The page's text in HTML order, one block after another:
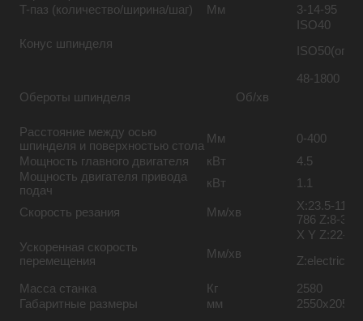
T-паз (количество/ширина/шаг)
Мм 3-14-95
Конус шпинделя
ISO40
Обероты шпинделя Об/хв
48-1800
Расстояние между осью
шпинделя и поверхностью стола
Мм
0-400
Мощность главного двигателя
кВт
4.5
Мощность двигателя привода
подач
кВт 1.1
Скорость резания Мм/хв X:23.5-1180
786 Z:8-394
Ускоренная скорость
перемещения
Мм/хв
X Y Z:22-
Z:electric
Масса станка
Кг
2580
Габаритные размеры
мм